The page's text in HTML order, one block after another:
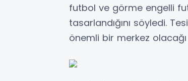
futbol ve görme engelli
tasarlandığını söyledi.
önemli bir merkez olacağı